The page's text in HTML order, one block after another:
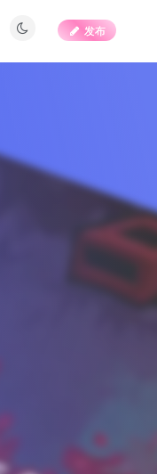
发布